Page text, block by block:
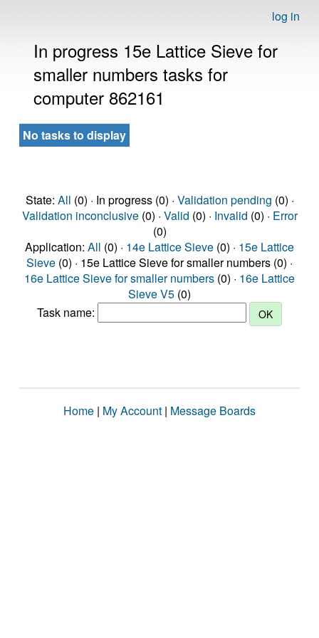
log in
In progress 15e Lattice Sieve for
smaller numbers tasks for
computer 862161
No tasks to display
State: All (0) · In progress (0) · Validation pending (0) ·
Validation inconclusive(0) · Valid (0) · Invalid (0) · Error
(0)
Application: All (0) · 14e Lattice Sieve (0) · 15e Lattice
Sieve (0) · 15e Lattice Sieve for smaller numbers (0) ·
16e Lattice Sieve for smaller numbers (0) · 16e Lattice
Sieve V5 (0)
Task name:
Home | My Account | Message Boards